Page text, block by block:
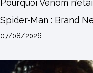
Pourquoi Venom
Spider-Man : Brand
07/08/2026